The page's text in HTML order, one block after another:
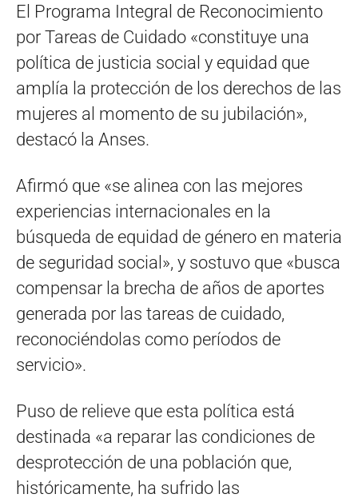
El Programa Integral de Reconocimiento
por Tareas de Cuidado «constituye una
política de justicia social y equidad que
amplía la protección de los derechos de las
mujeres al momento de su jubilación»,
destacó la Anses.
Afirmó que «se alinea con las mejores
experiencias internacionales en la
búsqueda de equidad de género en materia
de seguridad social», y sostuvo que «busca
compensar la brecha de años de aportes
generada por las tareas de cuidado,
reconociéndolas como períodos de
servicio».
Puso de relieve que esta política está
destinada «a reparar las condiciones de
desprotección de una población que,
históricamente, ha sufrido las